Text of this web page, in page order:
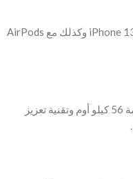
‫- متوافق مع iPhone 14/14 Pro/14 Pro Max، سلسلة iPhone 13، 12، 11، X، 8 وكذلك مع AirPods
‫- اجتاز أكثر من 15,000 اختبار ثني و10,000 إدخال/إخراج، ويتميز بمقاومة 56 كيلو أوم وتقنية تعزيز